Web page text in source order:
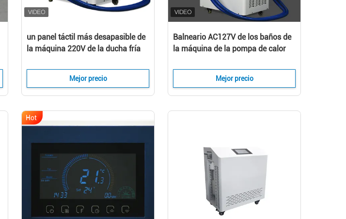
un panel táctil más desapasible de
la máquina 220V de la ducha fría
Mejor precio
Balneario AC127V de los baños de
la máquina de la pompa de calor
deporte
Mejor precio
Hot